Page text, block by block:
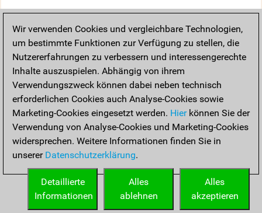
Wir verwenden Cookies und vergleichbare Technologien,
um bestimmte Funktionen zur Verfügung zu stellen, die
Nutzererfahrungen zu verbessern und interessengerechte
Inhalte auszuspielen. Abhängig von ihrem
Verwendungszweck können dabei neben technisch
erforderlichen Cookies auch Analyse-Cookies sowie
Marketing-Cookies eingesetzt werden. Hierkönnen Sie der
Verwendung von Analyse-Cookies und Marketing-Cookies
widersprechen. Weitere Informationen finden Sie in
unserer Datenschutzerklärung.
Alles
akzeptieren
Alles
ablehnen
Detaillierte
Informationen